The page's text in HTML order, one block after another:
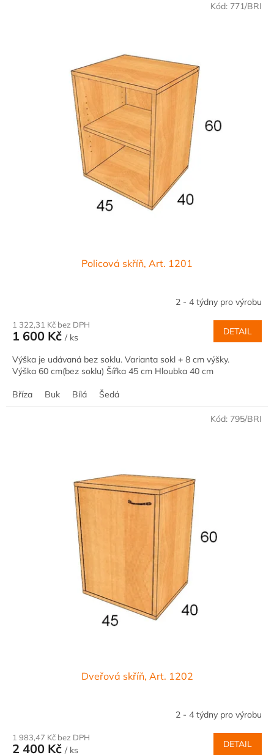
Policová skříň, Art. 1201
2 - 4 týdny pro výrobu
1 322,31 Kč bez DPH
1 600 Kč / ks
DETAIL
Výška je udávaná bez soklu. Varianta sokl + 8 cm výšky.
Výška 60 cm(bez soklu) Šířka 45 cm Hloubka 40 cm
Bříza Buk Bílá Šedá
Kód: 771/BRI
Dveřová skříň, Art. 1202
2 - 4 týdny pro výrobu
1 983,47 Kč bez DPH
2 400 Kč / ks
DETAIL
Kód: 795/BRI